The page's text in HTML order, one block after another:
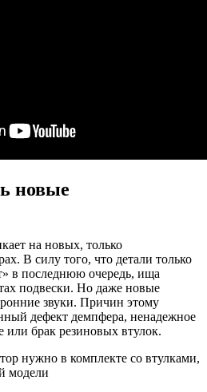
новые
на новых, только
В силу того, что детали только
в последнюю очередь, ища
подвески. Но даже новые
звуки. Причин этому
дефект демпфера, ненадежное
или брак резиновых втулок.
нужно в комплекте со втулками,
модели